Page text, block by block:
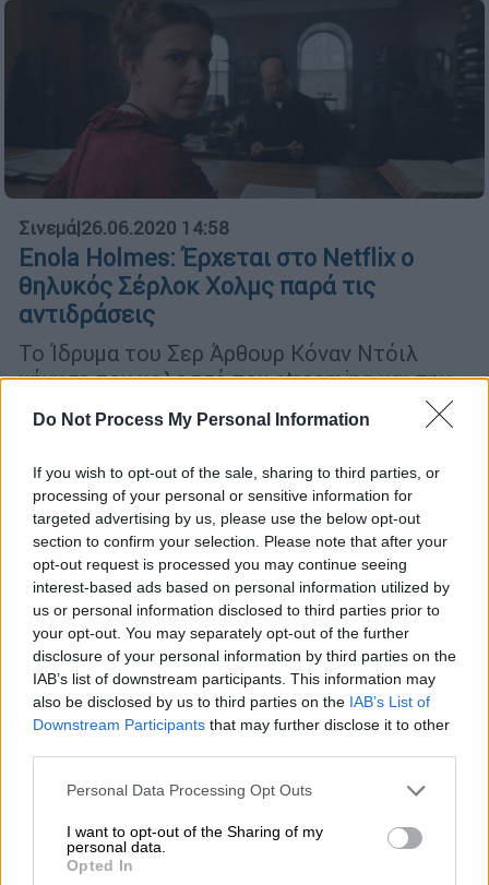
Do Not Process My Personal Information
If you wish to opt-out of the sale, sharing to third parties, or
processing of your personal or sensitive information for
targeted advertising by us, please use the below opt-out
section to confirm your selection. Please note that after your
opt-out request is processed you may continue seeing
interest-based ads based on personal information utilized by
us or personal information disclosed to third parties prior to
your opt-out. You may separately opt-out of the further
disclosure of your personal information by third parties on the
IAB’s list of downstream participants. This information may
also be disclosed by us to third parties on the IAB’s List of
Downstream Participants that may further disclose it to other
Please note that this website/app uses one or more Google
not limited to your visit or usage behaviour. You may click to
grant or deny consent to Google and its third-party tags to
use your data for below specified purposes in below Google
Personal Data Processing Opt Outs
I want to opt-out of the Sharing of my
personal data.
Opted In
Σινεμά|26.06.2020 14:58
Enola Holmes: Έρχεται στο Netflix ο
θηλυκός Σέρλοκ Χολμς παρά τις
αντιδράσεις
Το Ίδρυμα του Σερ Άρθουρ Κόναν Ντόιλ
μήνυσε τον κολοσσό του streaming και την
συγγραφέα πίσω από την ταινία
Netflix
Μίλι Μπόμπι Μπράουν
Χένρι Καβίλ
Σέρλοκ Χολμς
ειδήσεις τώρα
Stranger Things